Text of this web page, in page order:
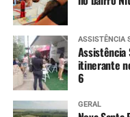
ASSISTÊNCIA
itinerante
6
GERAL